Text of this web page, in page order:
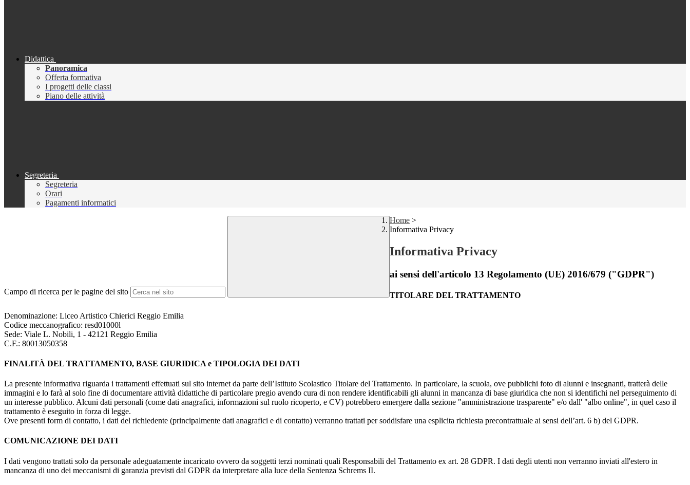
Didattica
Panoramica
Offerta formativa
I progetti delle classi
Piano delle attività
Segreteria
Segreteria
Orari
Pagamenti informatici
Campo di ricerca per le pagine del sito
Home >
Informativa Privacy
Informativa Privacy
ai sensi dell'articolo 13 Regolamento (UE) 2016/679 ("GDPR")
TITOLARE DEL TRATTAMENTO
Denominazione: Liceo Artistico Chierici Reggio Emilia
Codice meccanografico: resd01000l
Sede: Viale L. Nobili, 1 - 42121 Reggio Emilia
C.F.: 80013050358
FINALITÀ DEL TRATTAMENTO, BASE GIURIDICA e TIPOLOGIA DEI DATI
La presente informativa riguarda i trattamenti effettuati sul sito internet da parte dell’Istituto Scolastico Titolare del Trattamento. In particolare, la scuola, ove pubblichi foto di alunni e insegnanti, tratterà delle
immagini e lo farà al solo fine di documentare attività didattiche di particolare pregio avendo cura di non rendere identificabili gli alunni in mancanza di base giuridica che non si identifichi nel perseguimento di
un interesse pubblico. Alcuni dati personali (come dati anagrafici, informazioni sul ruolo ricoperto, e CV) potrebbero emergere dalla sezione "amministrazione trasparente" e/o dall' "albo online", in quel caso il
trattamento è eseguito in forza di legge.
Ove presenti form di contatto, i dati del richiedente (principalmente dati anagrafici e di contatto) verranno trattati per soddisfare una esplicita richiesta precontrattuale ai sensi dell’art. 6 b) del GDPR.
COMUNICAZIONE DEI DATI
I dati vengono trattati solo da personale adeguatamente incaricato ovvero da soggetti terzi nominati quali Responsabili del Trattamento ex art. 28 GDPR. I dati degli utenti non verranno inviati all'estero in
mancanza di uno dei meccanismi di garanzia previsti dal GDPR da interpretare alla luce della Sentenza Schrems II.